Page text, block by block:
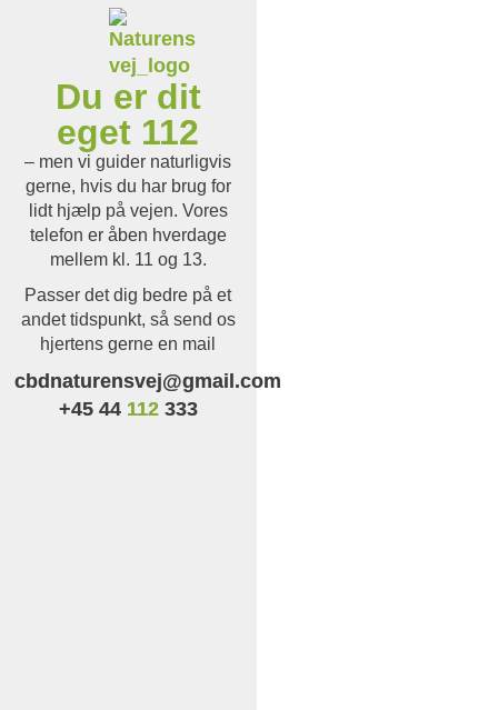
Du er dit
eget 112
– men vi guider naturligvis
gerne, hvis du har brug for
lidt hjælp på vejen. Vores
telefon er åben hverdage
mellem kl. 11 og 13.
Passer det dig bedre på et
andet tidspunkt, så send os
hjertens gerne en mail
cbdnaturensvej@gmail.com
+45 44 112333